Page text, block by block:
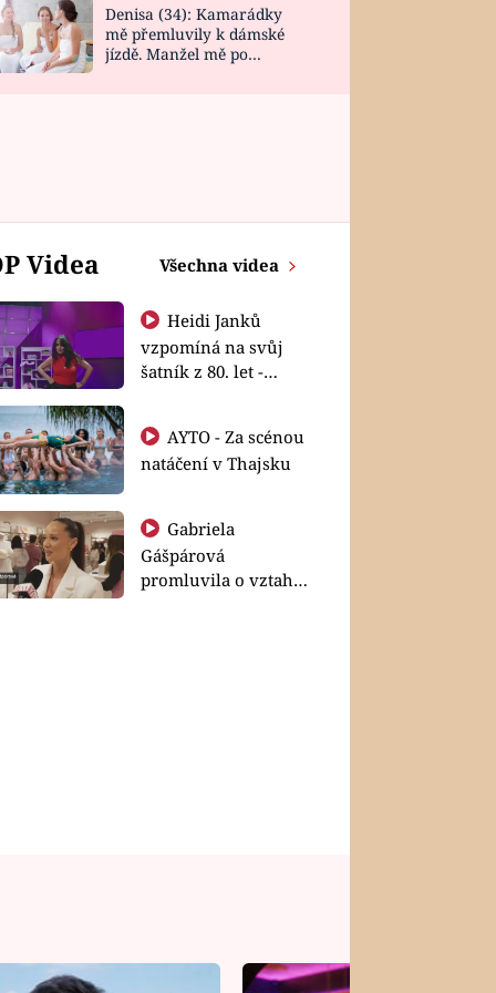
Denisa (34): Kamarádky
mě přemluvily k dámské
jízdě. Manžel mě po
Videa Všechna videa
Heidi Janků
vzpomíná na svůj
šatník z 80. let -
natáčení v Thajsku
Gabriela
Gášpárová
promluvila o vztahu